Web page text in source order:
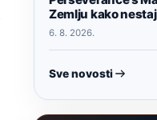
Zemlju kako
6. 8. 2026.
Sve novosti